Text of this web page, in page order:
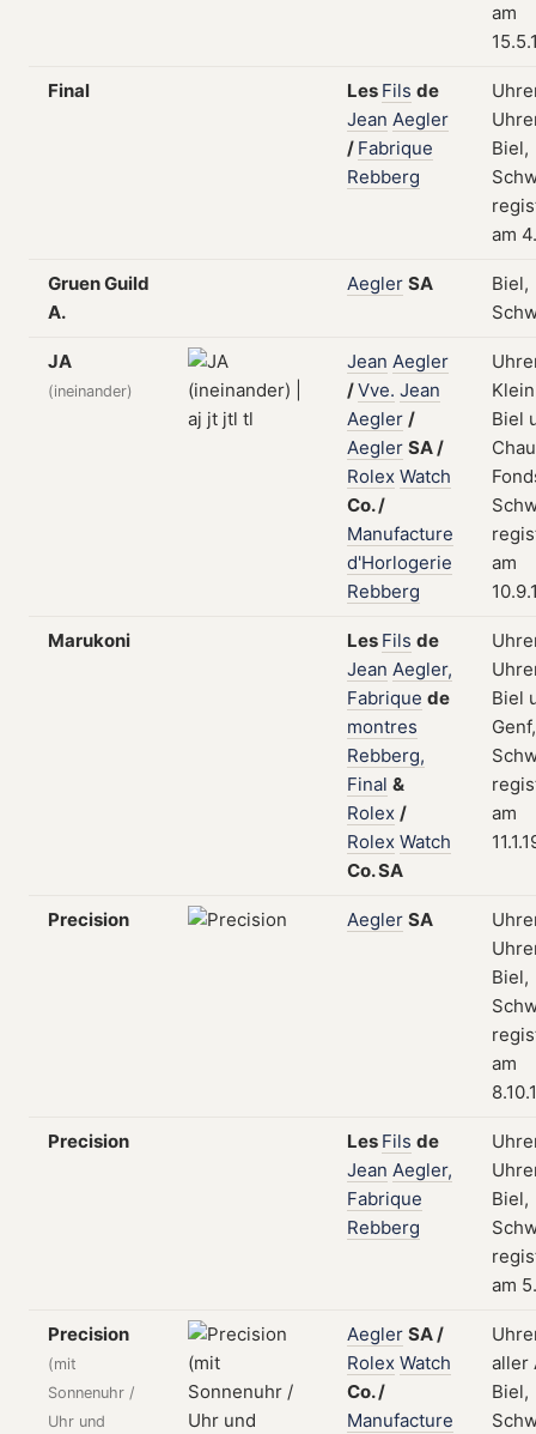
am
Final Les Fils de
Jean Aegler
/ Fabrique
Rebberg
Biel,
am
Gruen Guild
A.
Aegler SA
Biel,
JA
(ineinander)
Jean Aegler
/Vve. Jean
Aegler /
Aegler SA/
Rolex Watch
Co./
Manufacture
d'Horlogerie
Rebberg
Biel
am
Marukoni Les Fils de
Jean Aegler,
Fabrique de
montres
Rebberg,
Final &
Rolex /
Rolex Watch
Co.SA
Biel
Genf,
am
Precision Aegler SA
Biel,
am
Precision Les Fils de
Jean Aegler,
Fabrique
Rebberg
Biel,
am
Precision
(mit
Sonnenuhr /
Uhr und
Aegler SA/
Rolex Watch
Co./
Manufacture
aller
Biel,